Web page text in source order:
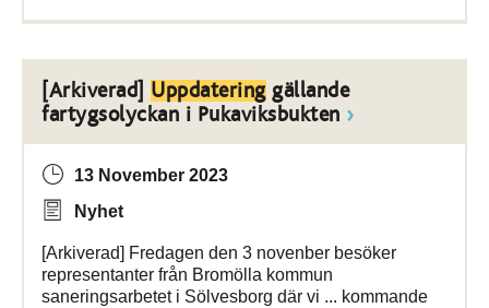
[Arkiverad] Uppdatering gällande
fartygsolyckan i Pukaviksbukten
13 November 2023
Nyhet
[Arkiverad] Fredagen den 3 novenber besöker
representanter från Bromölla kommun
saneringsarbetet i Sölvesborg där vi ... kommande